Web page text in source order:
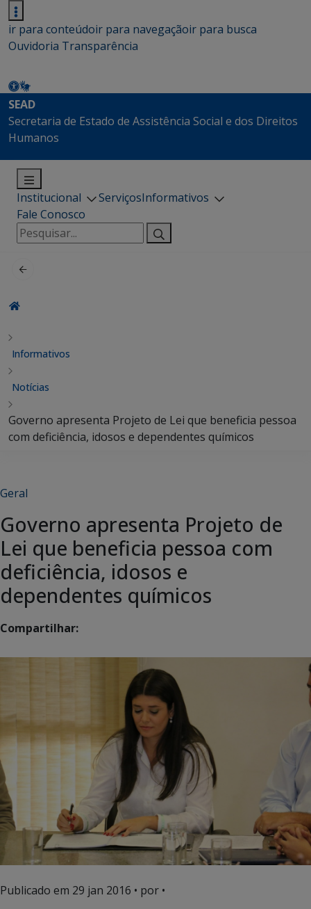
ir para conteúdoir para navegaçãoir para busca
Ouvidoria Transparência
SEAD
Secretaria de Estado de Assistência Social e dos Direitos
Humanos
Institucional ServiçosInformativos
Fale Conosco
Pesquisar
por:
Informativos
Notícias
Governo apresenta Projeto de Lei que beneficia pessoa
com deficiência, idosos e dependentes químicos
Geral
Governo apresenta Projeto de
Lei que beneficia pessoa com
deficiência, idosos e
dependentes químicos
Compartilhar:
Publicado em 29 jan 2016 • por •